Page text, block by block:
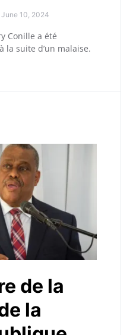
June 10, 2024
Conille a été
la suite d’un malaise.
de la
la